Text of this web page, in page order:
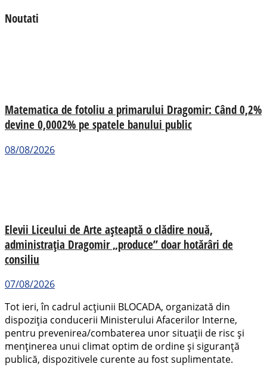
Noutati
Matematica de fotoliu a primarului Dragomir: Când 0,2%
devine 0,0002% pe spatele banului public
08/08/2026
Elevii Liceului de Arte așteaptă o clădire nouă,
administrația Dragomir „produce” doar hotărâri de
consiliu
07/08/2026
Tot ieri, în cadrul acțiunii BLOCADA, organizată din
dispoziția conducerii Ministerului Afacerilor Interne,
pentru prevenirea/combaterea unor situații de risc și
menținerea unui climat optim de ordine și siguranță
publică, dispozitivele curente au fost suplimentate.